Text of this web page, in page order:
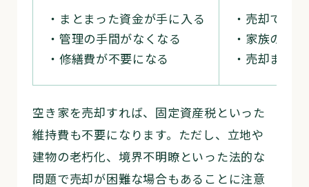
・まとまった資金が手に入る
・管理の手間がなくなる
・修繕費が不要になる
・売却でき
・家族の思
・売却まで
空き家を売却すれば、固定資産税といった
維持費も不要になります。ただし、立地や
建物の老朽化、境界不明瞭といった法的な
問題で売却が困難な場合もあることに注意